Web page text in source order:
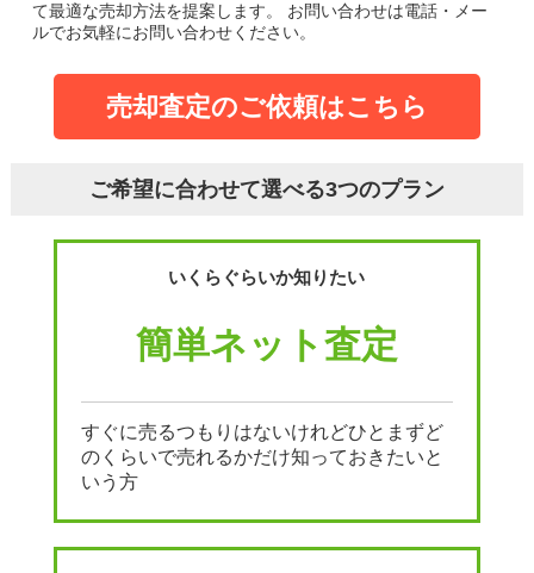
て最適な売却方法を提案します。
お問い合わせは電話・メー
ルでお気軽にお問い合わせください。
売却査定のご依頼はこちら
ご希望に合わせて選べる3つのプラン
いくらぐらいか知りたい
簡単ネット査定
すぐに売るつもりはないけれどひとまずど
のくらいで売れるかだけ知っておきたいと
いう方